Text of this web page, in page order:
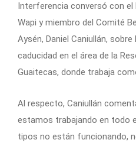
Interferencia conversó con el
Wapi y miembro del Comité
Aysén, Daniel Caniullán,
caducidad en el área de la
Guaitecas, donde trabaja
Al respecto, Caniullán
estamos trabajando en todo
tipos no están funcionando,